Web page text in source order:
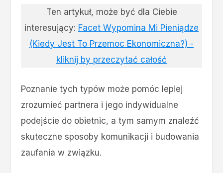
Ten artykuł, może być dla Ciebie
interesujący: Facet Wypomina Mi Pieniądze
(Kiedy Jest To Przemoc Ekonomiczna?) -
kliknij by przeczytać całość
Poznanie tych typów może pomóc lepiej
zrozumieć partnera i jego indywidualne
podejście do obietnic, a tym samym znaleźć
skuteczne sposoby komunikacji i budowania
zaufania w związku.